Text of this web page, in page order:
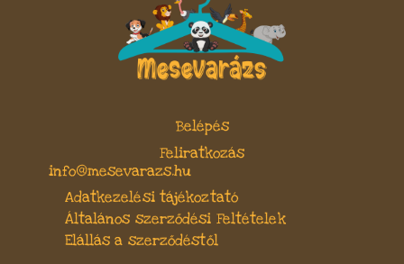
Belépés
Feliratkozás
info@mesevarazs.hu
Adatkezelési tájékoztató
Általános szerződési Feltételek
Elállás a szerződéstől